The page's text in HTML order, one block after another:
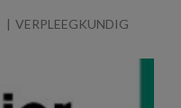
VERPLEEGKUNDIG